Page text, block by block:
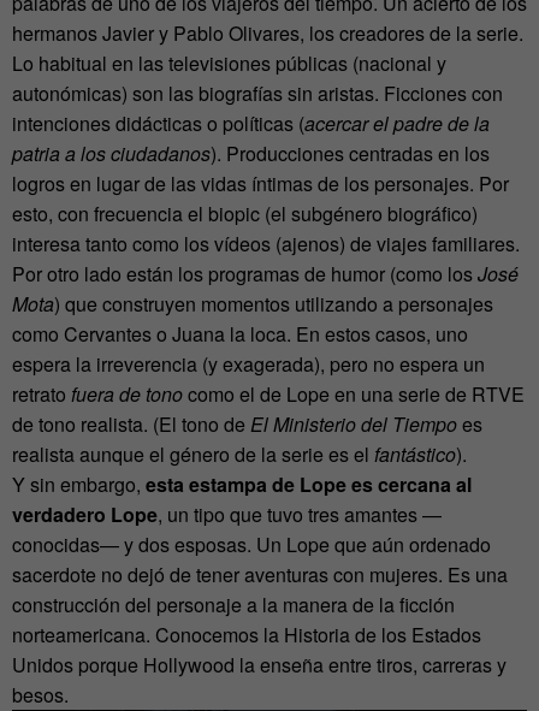
hermanos Javier y Pablo Olivares, los creadores de la serie.
Lo habitual en las televisiones públicas (nacional y
autonómicas) son las biografías sin aristas. Ficciones con
intenciones didácticas o políticas (acercar el padre de la
patria a los ciudadanos). Producciones centradas en los
logros en lugar de las vidas íntimas de los personajes. Por
esto, con frecuencia el biopic (el subgénero biográfico)
interesa tanto como los vídeos (ajenos) de viajes familiares.
Por otro lado están los programas de humor (como losJosé
Mota) que construyen momentos utilizando a personajes
como Cervantes o Juana la loca. En estos casos, uno
espera la irreverencia (y exagerada), pero no espera un
retrato fuera de tonocomo el de Lope en una serie de RTVE
de tono realista. (El tono de El Ministerio del Tiempoes
realista aunque el género de la serie es el fantástico).
Y sin embargo, esta estampa de Lope es cercana al
verdadero Lope, un tipo que tuvo tres amantes —
conocidas— y dos esposas. Un Lope que aún ordenado
sacerdote no dejó de tener aventuras con mujeres. Es una
construcción del personaje a la manera de la ficción
norteamericana. Conocemos la Historia de los Estados
Unidos porque Hollywood la enseña entre tiros, carreras y
besos.